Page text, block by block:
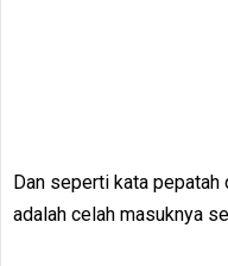
Dan seperti kata pepatah
adalah celah masuknya